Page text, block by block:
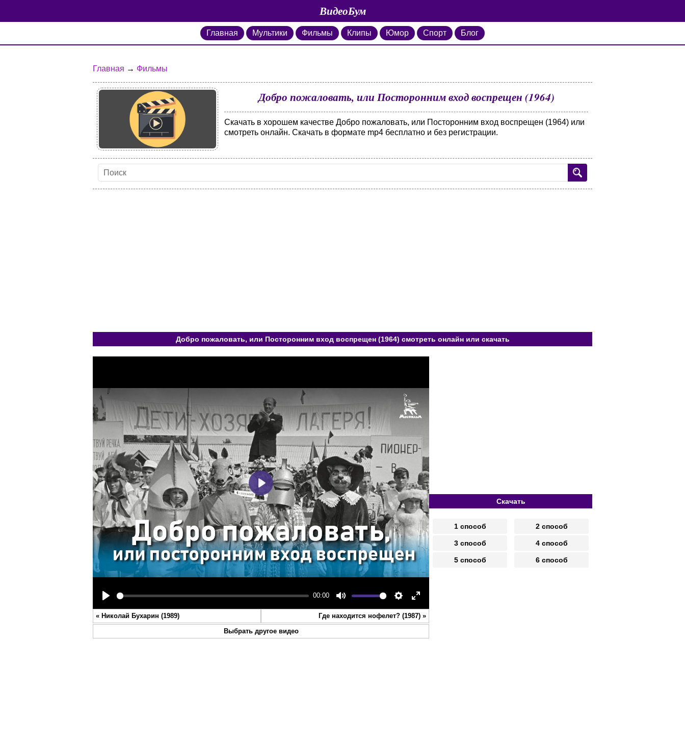
ВидеоБум
Главная Мультики Фильмы Клипы Юмор Спорт Блог
Главная → Фильмы
Добро пожаловать, или Посторонним вход воспрещен (1964)
Скачать в хорошем качестве Добро пожаловать, или Посторонним вход воспрещен (1964) или
смотреть онлайн. Скачать в формате mp4 бесплатно и без регистрации.
Добро пожаловать, или Посторонним вход воспрещен (1964) смотреть онлайн или скачать
Play
00:00
Mute Settings
Enter
fullscreen
Play
« Николай Бухарин (1989) Где находится нофелет? (1987) »
Выбрать другое видео
Скачать
1 способ 2 способ
3 способ 4 способ
5 способ 6 способ